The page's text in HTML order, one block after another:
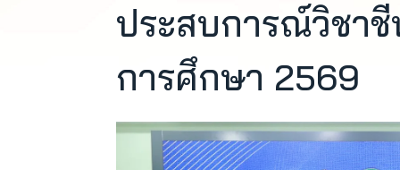
ประสบการณ์วิชาชี
การศึกษา 2569